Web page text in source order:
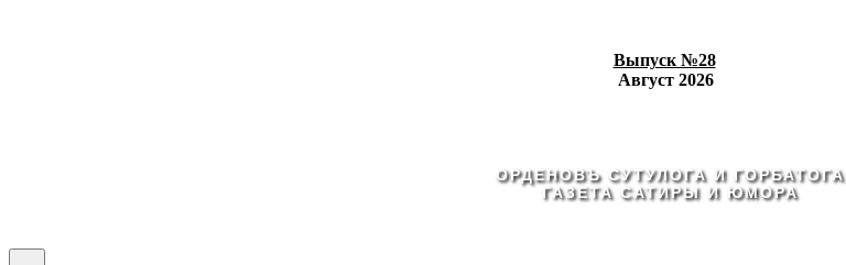
Выпуск №28
Август 2026
ОРДЕНОВЪ СУТУЛОГА И ГОРБАТОГА
ГАЗЕТА САТИРЫ И ЮМОРА